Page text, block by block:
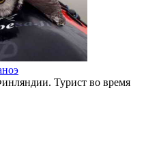
Турист во время